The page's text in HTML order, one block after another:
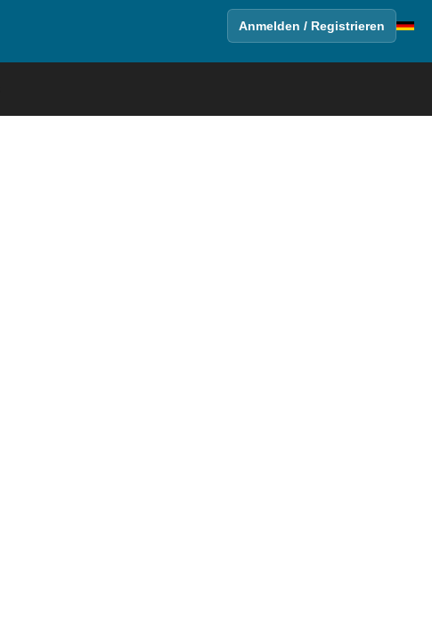
Anmelden / Registrieren